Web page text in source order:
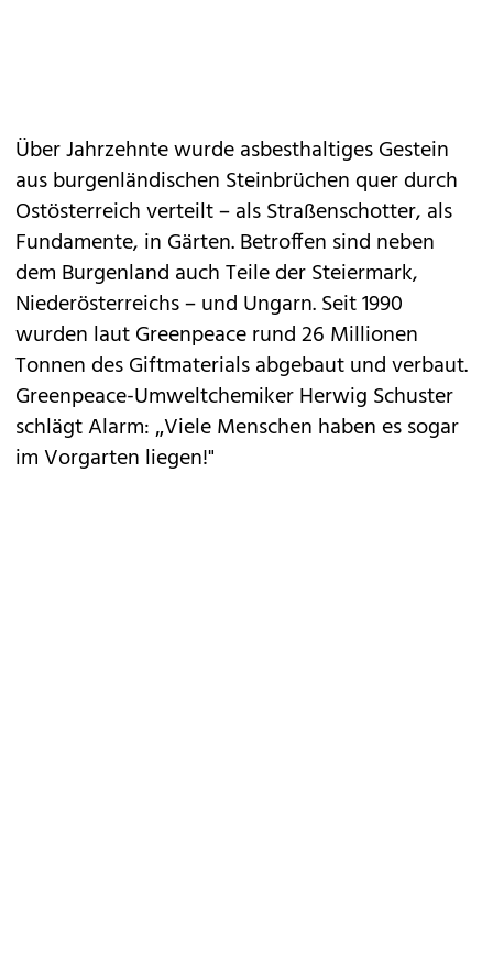
Über Jahrzehnte wurde asbesthaltiges Gestein
aus burgenländischen Steinbrüchen quer durch
Ostösterreich verteilt – als Straßenschotter, als
Fundamente, in Gärten. Betroffen sind neben
dem Burgenland auch Teile der Steiermark,
Niederösterreichs – und Ungarn. Seit 1990
wurden laut Greenpeace rund 26 Millionen
Tonnen des Giftmaterials abgebaut und verbaut.
Greenpeace-Umweltchemiker Herwig Schuster
schlägt Alarm: „Viele Menschen haben es sogar
im Vorgarten liegen!"